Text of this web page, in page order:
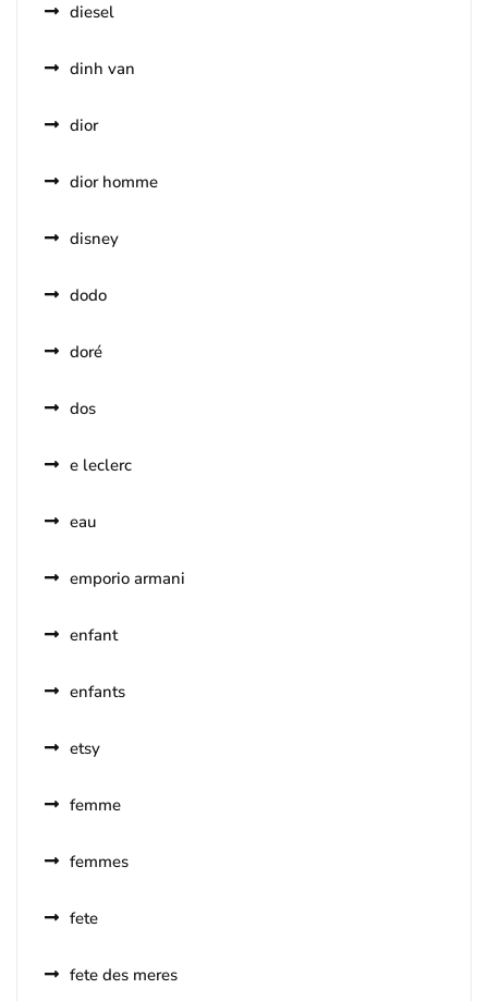
diesel
dinh van
dior
dior homme
disney
dodo
doré
dos
e leclerc
eau
emporio armani
enfant
enfants
etsy
femme
femmes
fete
fete des meres